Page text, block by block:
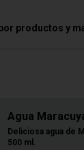
productos y
Agua
Deliciosa agua de
500 ml.